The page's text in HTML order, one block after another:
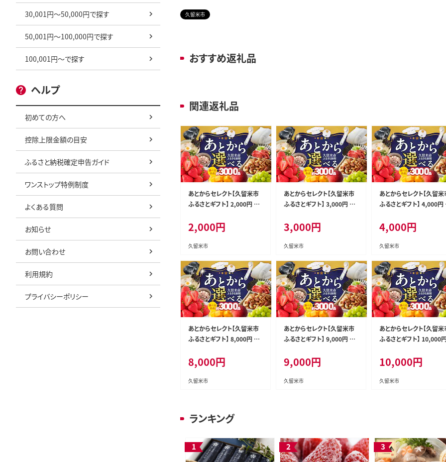
30,001円～50,000円で探す
50,001円～100,000円で探す
100,001円～で探す
ヘルプ
初めての方へ
控除上限金額の目安
ふるさと納税確定申告ガイド
ワンストップ特例制度
よくある質問
お知らせ
お問い合わせ
利用規約
プライバシーポリシー
久留米市
おすすめ返礼品
関連返礼品
あとからセレクト【久留米市
ふるさとギフト】 2,000円 _R
2,000円
久留米市
あとからセレクト【久留米市
ふるさとギフト】 3,000円 _R
3,000円
久留米市
あとからセレクト【久留米
ふるさとギフト】 4,000円
4,000円
久留米市
あとからセレクト【久留米市
ふるさとギフト】 8,000円 _R
8,000円
久留米市
あとからセレクト【久留米市
ふるさとギフト】 9,000円 _R
9,000円
久留米市
あとからセレクト【久留米
ふるさとギフト】 10,000
10,000円
久留米市
ランキング